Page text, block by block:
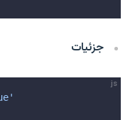
جزئیات
js